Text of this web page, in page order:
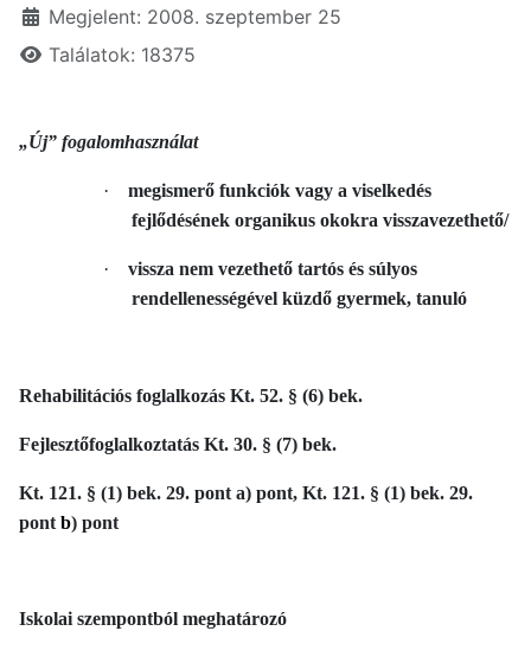
Megjelent: 2008. szeptember 25
Találatok: 18375
„Új” fogalomhasználat
·
megismerő funkciók vagy a viselkedés
fejlődésének organikus okokra visszavezethető/
·
vissza nem vezethető tartós és súlyos
rendellenességével küzdő gyermek, tanuló
Rehabilitációs foglalkozás Kt. 52. § (6) bek.
Fejlesztőfoglalkoztatás Kt. 30. § (7) bek.
Kt. 121. § (1) bek. 29. pont a) pont, Kt. 121. § (1) bek. 29.
pont b) pont
Iskolai szempontból meghatározó